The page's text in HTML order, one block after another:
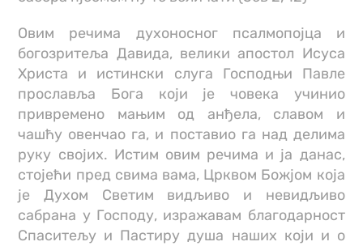
Овим речима духоносног псалмопојца и
богозритеља Давида, велики апостол Исуса
Христа и истински слуга Господњи Павле
прославља Бога који је човека учинио
привремено мањим од анђела, славом и
чашћу овенчао га, и поставио га над делима
руку својих. Истим овим речима и ја данас,
стојећи пред свима вама, Црквом Божјом која
је Духом Светим видљиво и невидљиво
сабрана у Господу, изражавам благодарност
Спаситељу и Пастиру душа наших који и о